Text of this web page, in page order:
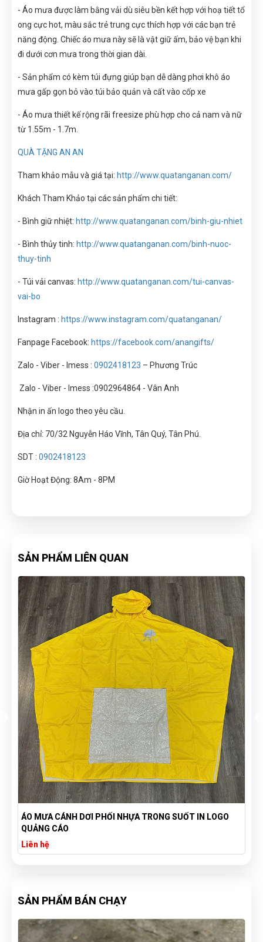
- Áo mưa được làm bằng vải dù siêu bền kết hợp với hoạ tiết tổ
ong cực hot, màu sắc trẻ trung cực thích hợp với các bạn trẻ
năng động. Chiếc áo mưa này sẽ là vật giữ ấm, bảo vệ bạn khi
đi dưới cơn mưa trong thời gian dài.
- Sản phẩm có kèm túi đựng giúp bạn dễ dàng phơi khô áo
mưa gấp gọn bỏ vào túi bảo quản và cất vào cốp xe
- Áo mưa thiết kế rộng rãi freesize phù hợp cho cả nam và nữ
từ 1.55m - 1.7m.
QUÀ TẶNG AN AN
Tham khảo mẫu và giá tại: http://www.quatanganan.com/
Khách Tham Khảo tại các sản phẩm chi tiết:
- Bình giữ nhiệt: http://www.quatanganan.com/binh-giu-nhiet
- Bình thủy tinh: http://www.quatanganan.com/binh-nuoc-
thuy-tinh
- Túi vải canvas: http://www.quatanganan.com/tui-canvas-
vai-bo
Instagram : https://www.instagram.com/quatanganan/
Fanpage Facebook: https://facebook.com/anangifts/
Zalo - Viber - Imess : 0902418123 – Phương Trúc
Zalo - Viber - Imess :0902964864 - Vân Anh
Nhận in ấn logo theo yêu cầu.
Địa chỉ: 70/32 Nguyễn Háo Vĩnh, Tân Quý, Tân Phú.
SDT : 0902418123
Giờ Hoạt Động: 8Am - 8PM
SẢN PHẨM LIÊN QUAN
ÁO MƯA CÁNH DƠI PHỐI NHỰA TRONG SUỐT IN LOGO
QUẢNG CÁO
Liên hệ
SẢN PHẨM BÁN CHẠY